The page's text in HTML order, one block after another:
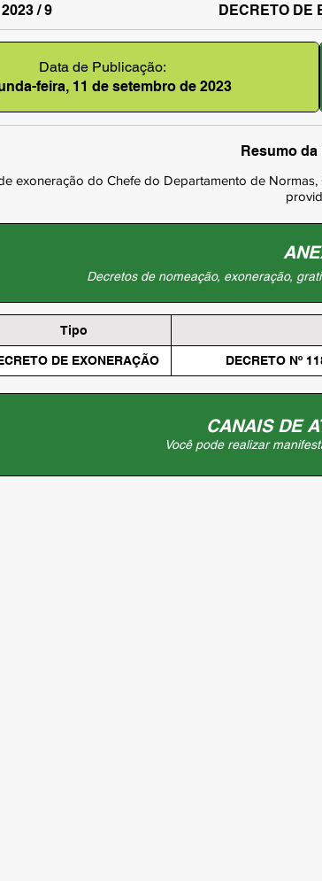
2023 / 9
DECRETO DE
Data de Publicação:
feira, 11 de setembro de 2023
Resumo
exoneração do Chefe do Departamento de
Decretos de nomeação, exoneração,
Tipo
DE EXONERAÇÃO DECRETO Nº
CANAIS DE
Você pode realizar